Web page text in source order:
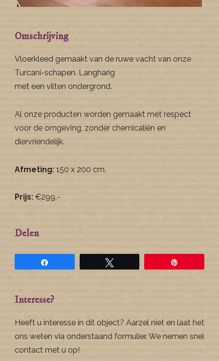
Omschrijving
Vloerkleed gemaakt van de ruwe vacht van onze
Turcani-schapen. Langharig
met een vilten ondergrond.
Al onze producten worden gemaakt met respect
voor de omgeving, zonder chemicaliën en
diervriendelijk.
Afmeting: 150 x 200 cm.
Prijs: €299,-
Delen
Interesse?
Heeft u interesse in dit object? Aarzel niet en laat het
ons weten via onderstaand formulier. We nemen snel
contact met u op!